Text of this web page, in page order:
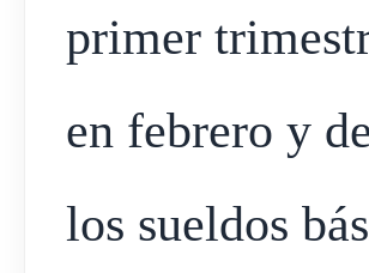
primer
en febrero y
los sueldos